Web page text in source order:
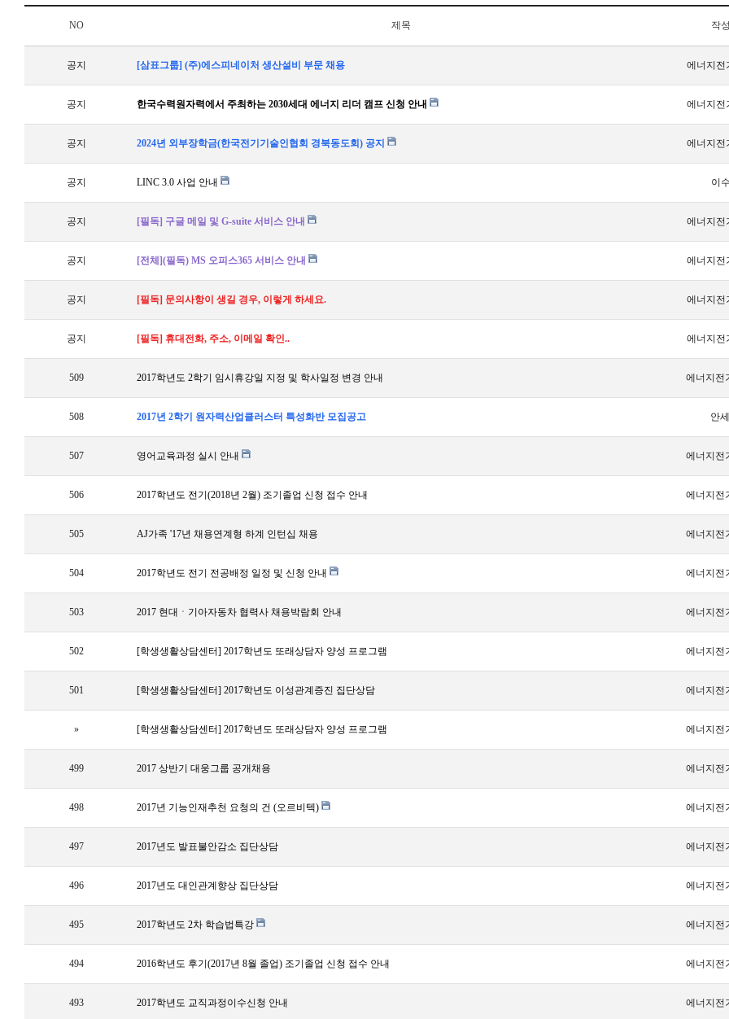
NO 제목 작
공지 [삼표그룹] (주)에스피네이처 생산설비 부문 채용 에너지전
공지 한국수력원자력에서 주최하는 2030세대 에너지 리더 캠프 신청 안내 에너지전
공지 2024년 외부장학금(한국전기기술인협회 경북동도회) 공지 에너지전
공지 LINC 3.0 사업 안내 이
공지 [필독] 구글 메일 및 G-suite 서비스 안내 에너지전
공지 [전체](필독) MS 오피스365 서비스 안내 에너지전
공지 [필독] 문의사항이 생길 경우, 이렇게 하세요. 에너지전
공지 [필독] 휴대전화, 주소, 이메일 확인.. 에너지전
509 2017학년도 2학기 임시휴강일 지정 및 학사일정 변경 안내 에너지전
508 2017년 2학기 원자력산업클러스터 특성화반 모집공고 안
507 영어교육과정 실시 안내 에너지전
506 2017학년도 전기(2018년 2월) 조기졸업 신청 접수 안내 에너지전
505 AJ가족 '17년 채용연계형 하계 인턴십 채용 에너지전
504 2017학년도 전기 전공배정 일정 및 신청 안내 에너지전
503 2017 현대ㆍ기아자동차 협력사 채용박람회 안내 에너지전
502 [학생생활상담센터] 2017학년도 또래상담자 양성 프로그램 에너지전
501 [학생생활상담센터] 2017학년도 이성관계증진 집단상담 에너지전
» [학생생활상담센터] 2017학년도 또래상담자 양성 프로그램 에너지전
499 2017 상반기 대웅그룹 공개채용 에너지전
498 2017년 기능인재추천 요청의 건 (오르비텍) 에너지전
497 2017년도 발표불안감소 집단상담 에너지전
496 2017년도 대인관계향상 집단상담 에너지전
495 2017학년도 2차 학습법특강 에너지전
494 2016학년도 후기(2017년 8월 졸업) 조기졸업 신청 접수 안내 에너지전
493 2017학년도 교직과정이수신청 안내 에너지전